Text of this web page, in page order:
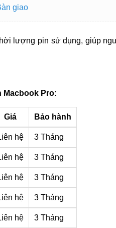
giao
lượng pin sử dụng, giúp
Macbook Pro:
Giá Bảo hành
hệ 3 Tháng
hệ 3 Tháng
hệ 3 Tháng
hệ 3 Tháng
hệ 3 Tháng